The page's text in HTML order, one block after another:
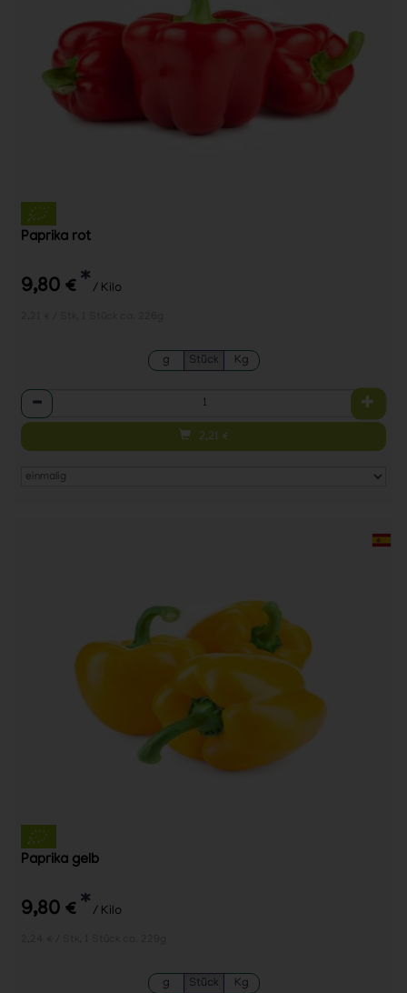
Paprika rot
9,80 € * / Kilo
g Stück Kg
Anzahl
2,21 €
Paprika gelb
9,80 € * / Kilo
g Stück Kg